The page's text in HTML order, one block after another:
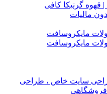
قهوه گرنیکا کافی
مالیات
مایکروسافت
مایکروسافت
سایت خاص ، طراحی